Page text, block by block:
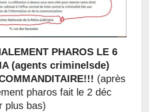
PHAROS LE 6
(agents criminelsde)
(après
pharos fait le 2 déc
plus bas)